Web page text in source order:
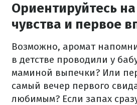
Ориентируйтесь
чувства и первое
Возможно, аромат
в детстве проводили у
маминой выпечки? Или
самый вечер первого
любимым? Если запах